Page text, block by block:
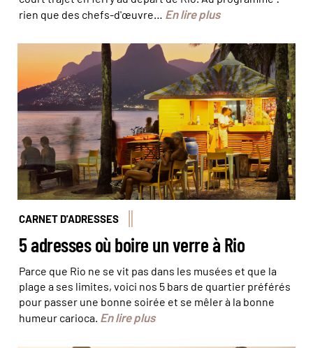
rien que des chefs-d'œuvre… En lire plus
Bar de plage à Ipanema © Jon Arnold Images/Hemis
CARNET D'ADRESSES
5 adresses où boire un verre à Rio
Parce que Rio ne se vit pas dans les musées et que la
plage a ses limites, voici nos 5 bars de quartier préférés
pour passer une bonne soirée et se mêler à la bonne
humeur carioca. En lire plus